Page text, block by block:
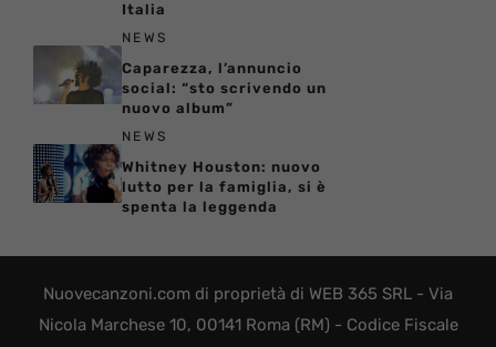
Italia
NEWS
Caparezza, l’annuncio
social: “sto scrivendo un
nuovo album”
NEWS
Whitney Houston: nuovo
lutto per la famiglia, si è
spenta la leggenda
Nuovecanzoni.com di proprietà di WEB 365 SRL - Via
Nicola Marchese 10, 00141 Roma (RM) - Codice Fiscale